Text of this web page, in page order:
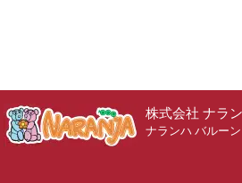
株式会社 ナラ
ナランハ バルー